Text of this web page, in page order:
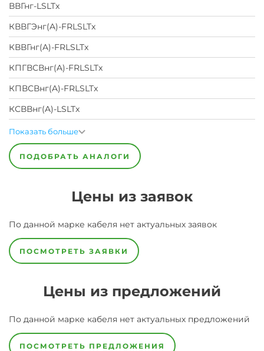
ВВГнг-LSLTx
КВВГЭнг(A)-FRLSLTx
КВВГнг(A)-FRLSLTx
КПГВСВнг(A)-FRLSLTx
КПВСВнг(A)-FRLSLTx
КСВВнг(A)-LSLTx
Показать больше
ПОДОБРАТЬ АНАЛОГИ
Цены из заявок
По данной марке кабеля нет актуальных заявок
ПОСМОТРЕТЬ ЗАЯВКИ
Цены из предложений
По данной марке кабеля нет актуальных предложений
ПОСМОТРЕТЬ ПРЕДЛОЖЕНИЯ